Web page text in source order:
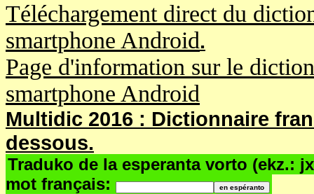
Téléchargement direct du
smartphone Android.
Page d'information sur le
smartphone Android
Multidic 2016 : Dictionnaire
dessous.
Traduko de la esperanta vorto (ekz.:
mot français: